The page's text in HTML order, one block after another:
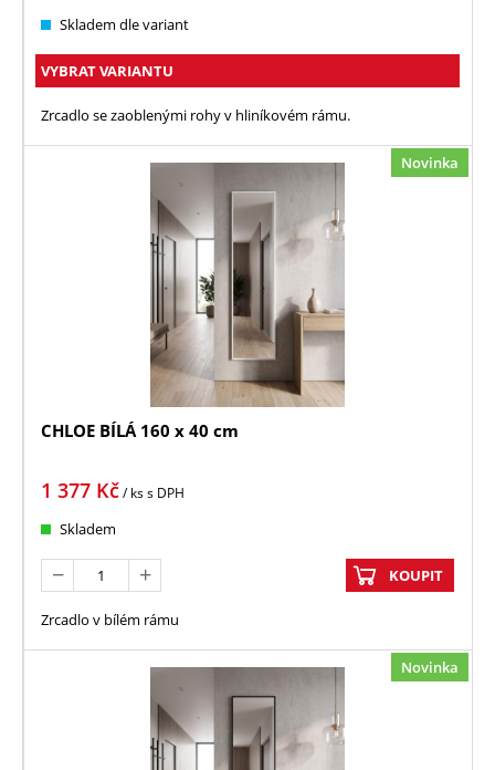
Skladem dle variant
VYBRAT VARIANTU
Zrcadlo se zaoblenými rohy v hliníkovém rámu.
Novinka
CHLOE BÍLÁ 160 x 40 cm
1 377 Kč/ kss DPH
Skladem
KOUPIT
Zrcadlo v bílém rámu
Novinka